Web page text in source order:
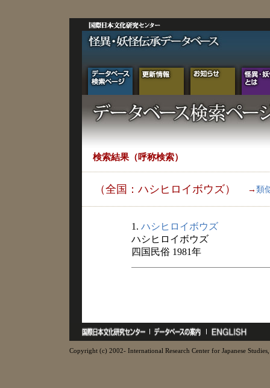
検索結果（呼称検索）
（全国：ハシヒロイボウズ） → 類
1. ハシヒロイボウズ
ハシヒロイボウズ
四国民俗 1981年
Copyright (c) 2002- International Research Center for Japanese